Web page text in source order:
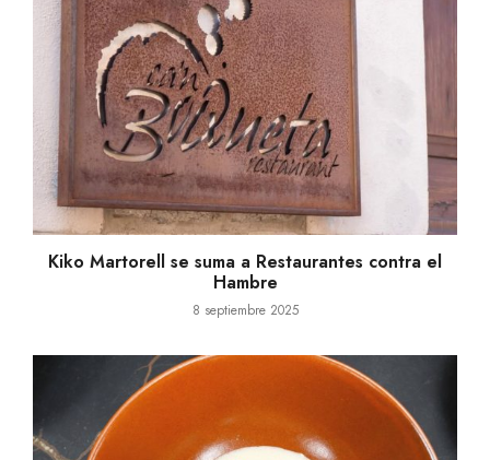
Kiko Martorell se suma a Restaurantes contra el
Hambre
8 septiembre 2025